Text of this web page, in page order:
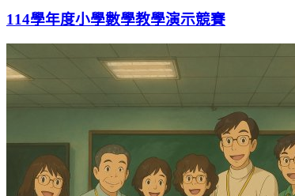
114學年度小學數學教學演示競賽